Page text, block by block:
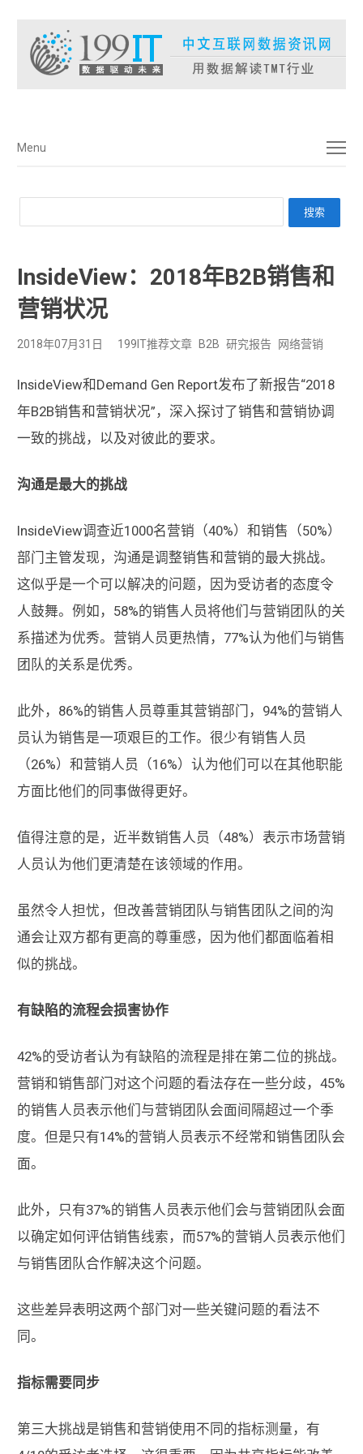
菜单
Menu
InsideView：2018年B2B销售和
营销状况
2018年07月31日 199IT推荐文章 B2B 研究报告 网络营销
InsideView和Demand Gen Report发布了新报告“2018
年B2B销售和营销状况”，深入探讨了销售和营销协调
一致的挑战，以及对彼此的要求。
沟通是最大的挑战
InsideView调查近1000名营销（40%）和销售（50%）
部门主管发现，沟通是调整销售和营销的最大挑战。
这似乎是一个可以解决的问题，因为受访者的态度令
人鼓舞。例如，58%的销售人员将他们与营销团队的关
系描述为优秀。营销人员更热情，77%认为他们与销售
团队的关系是优秀。
此外，86%的销售人员尊重其营销部门，94%的营销人
员认为销售是一项艰巨的工作。很少有销售人员
（26%）和营销人员（16%）认为他们可以在其他职能
方面比他们的同事做得更好。
值得注意的是，近半数销售人员（48%）表示市场营销
人员认为他们更清楚在该领域的作用。
虽然令人担忧，但改善营销团队与销售团队之间的沟
通会让双方都有更高的尊重感，因为他们都面临着相
似的挑战。
有缺陷的流程会损害协作
42%的受访者认为有缺陷的流程是排在第二位的挑战。
营销和销售部门对这个问题的看法存在一些分歧，45%
的销售人员表示他们与营销团队会面间隔超过一个季
度。但是只有14%的营销人员表示不经常和销售团队会
面。
此外，只有37%的销售人员表示他们会与营销团队会面
以确定如何评估销售线索，而57%的营销人员表示他们
与销售团队合作解决这个问题。
这些差异表明这两个部门对一些关键问题的看法不
同。
指标需要同步
第三大挑战是销售和营销使用不同的指标测量，有